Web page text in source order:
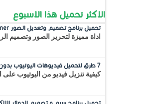
الاكثر تحميل هذا الاسبوع
تحميل برنامج تصميم وتعديل الصور Xara Photo Graphic Designer
اداة مميزة لتحرير الصور وتصميم
7 طرق لتحميل فيديوهات اليوتيوب بدون برامج وبكل الصيغ
كيفية تنزيل فيديو من اليوتيوب